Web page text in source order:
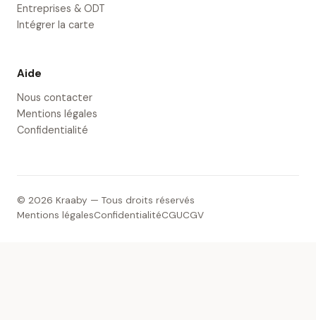
Entreprises & ODT
Intégrer la carte
Aide
Nous contacter
Mentions légales
Confidentialité
© 2026 Kraaby — Tous droits réservés
Mentions légalesConfidentialitéCGUCGV